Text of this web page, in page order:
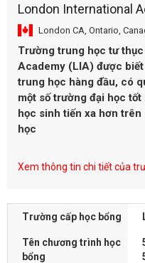
London International
London CA, Ontario,
Trường trung học tư
Academy (LIA) được
trung học hàng đầu, có
một số trường đại học
học sinh tiến xa hơn
học
Xem thông tin chi tiết của
Trường cấp học bổng
Tên chương trình học
bổng